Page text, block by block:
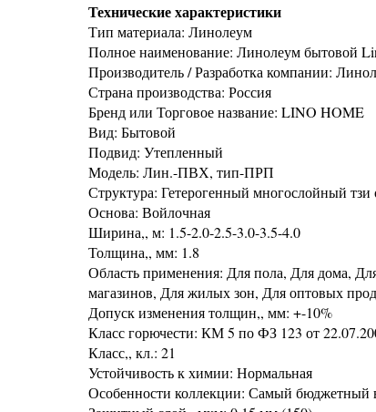
Технические характеристики
Тип материала: Линолеум
Полное наименование: Линолеум бытовой
Производитель / Разработка компании:
Страна производства: Россия
Бренд или Торговое название: LINO HOME
Вид: Бытовой
Подвид: Утепленный
Модель: Лин.-ПВХ, тип-ПРП
Структура: Гетерогенный многослойный тзи
Основа: Войлочная
Ширина,, м: 1.5-2.0-2.5-3.0-3.5-4.0
Толщина,, мм: 1.8
Область применения: Для пола, Для дома,
магазинов, Для жилых зон, Для оптовых
Допуск изменения толщин,, мм: +-10%
Класс горючести: КМ 5 по ФЗ 123 от
Класс,, кл.: 21
Устойчивость к химии: Нормальная
Особенности коллекции: Самый